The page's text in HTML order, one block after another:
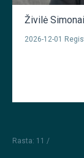
Živilė
2026-12-01
Rasta: 11 /